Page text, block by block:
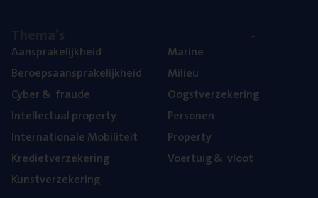
Aan­spra­ke­lijk­heid
Beroeps­aan­spra­ke­lijk­heid
Cyber& fraude
Intel­lec­tu­al property
Inter­na­ti­o­na­le Mobiliteit
Kre­diet­ver­ze­ke­ring
Kunst­ver­ze­ke­ring
Mari­ne
Mili­eu
Oogst­ver­ze­ke­ring
Per­so­nen
Pro­per­ty
Voer­tuig& vloot